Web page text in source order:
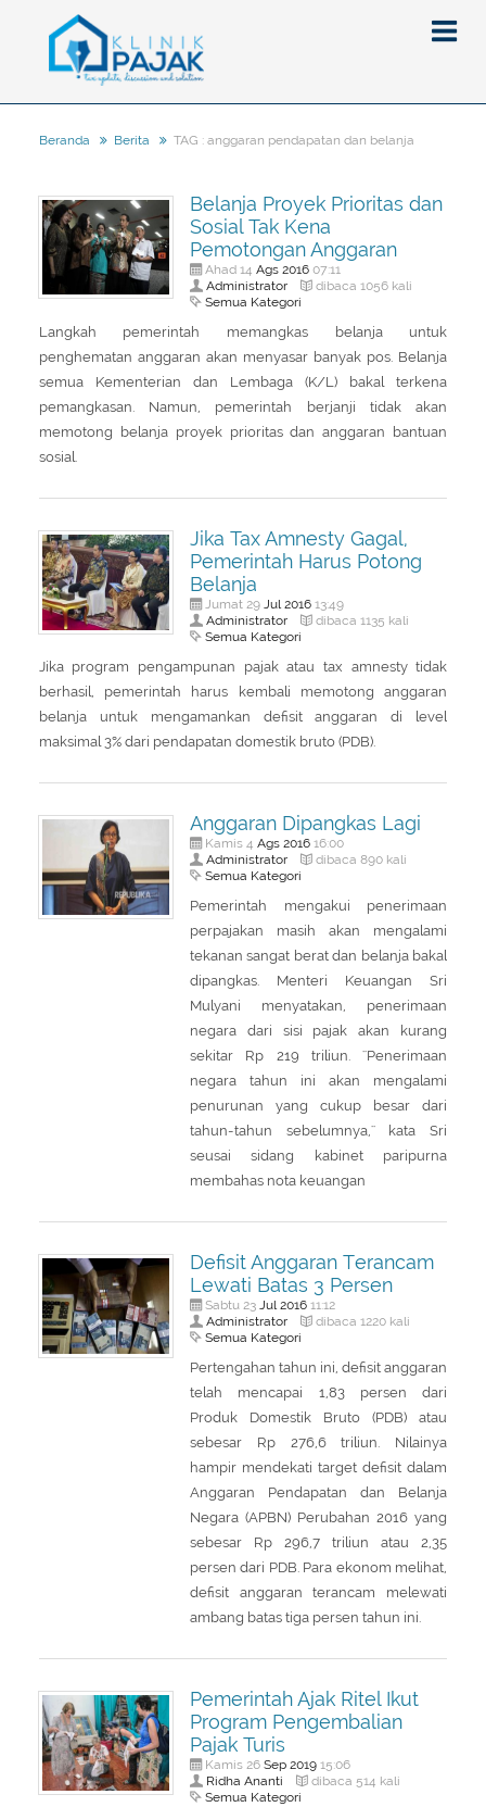
Artikel
Pajak
Pengantar
Pajak Pertambahan Nilai (PPN)
Penghitungan Pajak
Peraturan
PPN
Update Aturan Pajak
SPT Masa
Formulir Pajak
Event
Tax Amnesty
Infografis Pengampunan Pajak
Q & A Pajak
Kontak Kami
Sitemap
Beranda Berita TAG : anggaran pendapatan dan belanja
Belanja Proyek Prioritas dan
Sosial Tak Kena
Pemotongan Anggaran
Ahad 14 Ags 201607:11
Administrator dibaca 1056 kali
Semua Kategori
Langkah pemerintah memangkas belanja untuk
penghematan anggaran akan menyasar banyak pos. Belanja
semua Kementerian dan Lembaga (K/L) bakal terkena
pemangkasan. Namun, pemerintah berjanji tidak akan
memotong belanja proyek prioritas dan anggaran bantuan
sosial.
Jika Tax Amnesty Gagal,
Pemerintah Harus Potong
Belanja
Jumat 29 Jul 201613:49
Administrator dibaca 1135 kali
Semua Kategori
Jika program pengampunan pajak atau tax amnesty tidak
berhasil, pemerintah harus kembali memotong anggaran
belanja untuk mengamankan defisit anggaran di level
maksimal 3% dari pendapatan domestik bruto (PDB).
Anggaran Dipangkas Lagi
Kamis 4 Ags 201616:00
Administrator dibaca 890 kali
Semua Kategori
Pemerintah mengakui penerimaan
perpajakan masih akan mengalami
tekanan sangat berat dan belanja bakal
dipangkas. Menteri Keuangan Sri
Mulyani menyatakan, penerimaan
negara dari sisi pajak akan kurang
sekitar Rp 219 triliun. ''Penerimaan
negara tahun ini akan mengalami
penurunan yang cukup besar dari
tahun-tahun sebelumnya,'' kata Sri
seusai sidang kabinet paripurna
membahas nota keuangan
Defisit Anggaran Terancam
Lewati Batas 3 Persen
Sabtu 23 Jul 201611:12
Administrator dibaca 1220 kali
Semua Kategori
Pertengahan tahun ini, defisit anggaran
telah mencapai 1,83 persen dari
Produk Domestik Bruto (PDB) atau
sebesar Rp 276,6 triliun. Nilainya
hampir mendekati target defisit dalam
Anggaran Pendapatan dan Belanja
Negara (APBN) Perubahan 2016 yang
sebesar Rp 296,7 triliun atau 2,35
persen dari PDB. Para ekonom melihat,
defisit anggaran terancam melewati
ambang batas tiga persen tahun ini.
Pemerintah Ajak Ritel Ikut
Program Pengembalian
Pajak Turis
Kamis 26 Sep 201915:06
Ridha Ananti dibaca 514 kali
Semua Kategori